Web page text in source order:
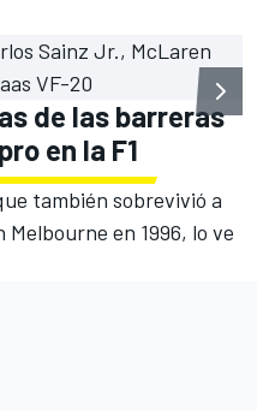
de las barreras
en la F1
también sobrevivió a
en 1996, lo ve